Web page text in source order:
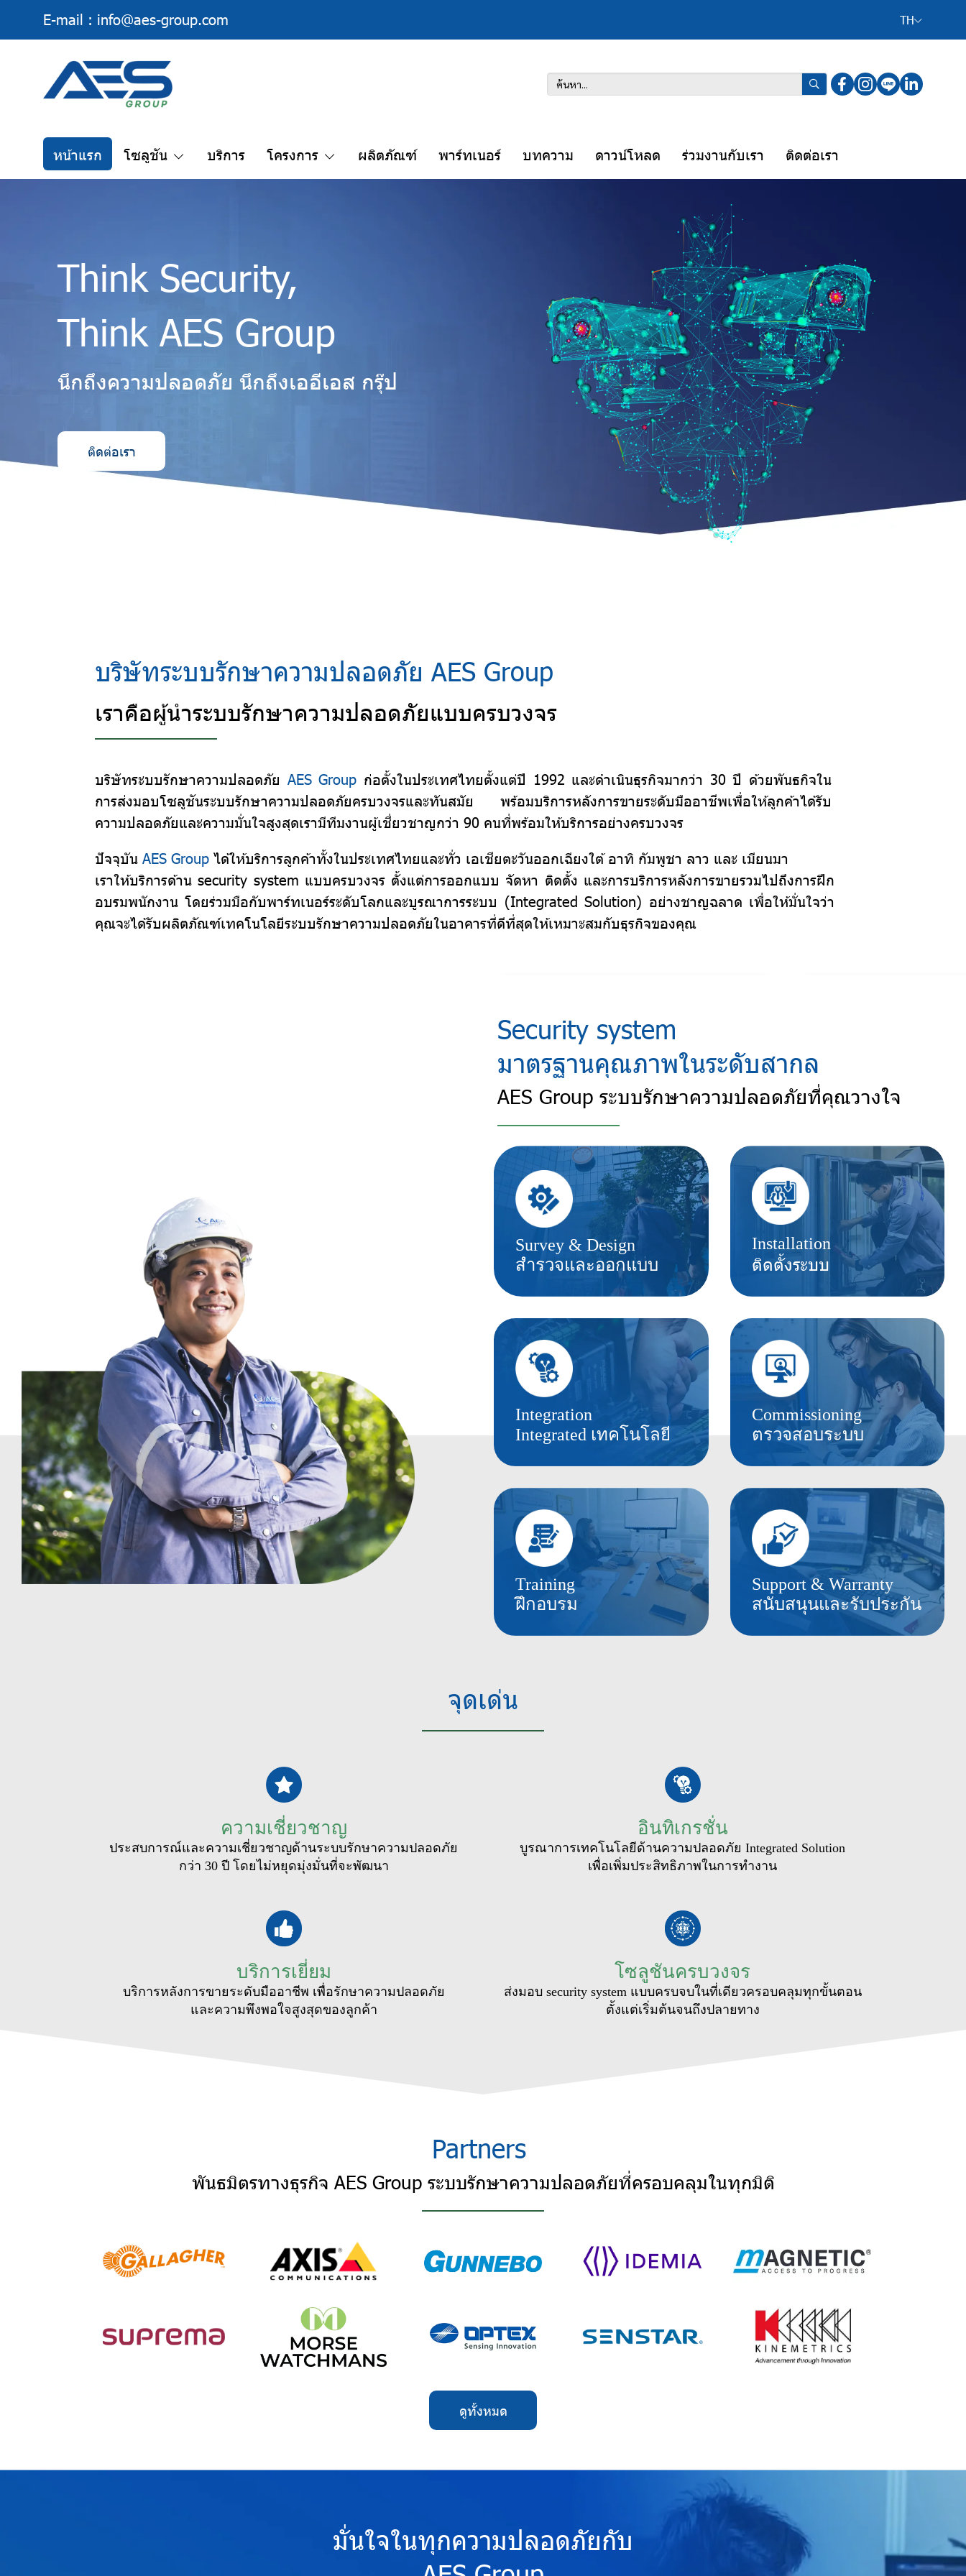
E-mail : info@aes-group.com TH
หน้าแรก โซลูชัน บริการ โครงการ ผลิตภัณฑ์ พาร์ทเนอร์ บทความ ดาวน์โหลด ร่วมงานกับเรา ติดต่อเรา
Think Security,
Think AES Group
นึกถึงความปลอดภัย นึกถึงเออีเอส กรุ๊ป
ติดต่อเรา
บริษัทระบบรักษาความปลอดภัย AES Group
เราคือผู้นำระบบรักษาความปลอดภัยแบบครบวงจร
บริษัทระบบรักษาความปลอดภัย AES Group ก่อตั้งในประเทศไทยตั้งแต่ปี 1992 และดำเนินธุรกิจมากว่า 30 ปี ด้วยพันธกิจใน
การส่งมอบโซลูชันระบบรักษาความปลอดภัยครบวงจรและทันสมัย พร้อมบริการหลังการขายระดับมืออาชีพเพื่อให้ลูกค้าได้รับ
ความปลอดภัยและความมั่นใจสูงสุดเรามีทีมงานผู้เชี่ยวชาญกว่า 90 คนที่พร้อมให้บริการอย่างครบวงจร
ปัจจุบัน AES Group ได้ให้บริการลูกค้าทั้งในประเทศไทยและทั่ว เอเชียตะวันออกเฉียงใต้ อาทิ กัมพูชา ลาว และ เมียนมา
เราให้บริการด้าน security system แบบครบวงจร ตั้งแต่การออกแบบ จัดหา ติดตั้ง และการบริการหลังการขายรวมไปถึงการฝึก
อบรมพนักงาน โดยร่วมมือกับพาร์ทเนอร์ระดับโลกและบูรณาการระบบ (Integrated Solution) อย่างชาญฉลาด เพื่อให้มั่นใจว่า
คุณจะได้รับผลิตภัณฑ์เทคโนโลยีระบบรักษาความปลอดภัยในอาคารที่ดีที่สุดให้เหมาะสมกับธุรกิจของคุณ
Security system
มาตรฐานคุณภาพในระดับสากล
AES Group ระบบรักษาความปลอดภัยที่คุณวางใจ
Survey & Design
สำรวจและออกแบบ
Installation
ติดตั้งระบบ
Integration
Integrated เทคโนโลยี
Commissioning
ตรวจสอบระบบ
Training
ฝึกอบรม
Support & Warranty
สนับสนุนและรับประกัน
จุดเด่น
ความเชี่ยวชาญ
ประสบการณ์และความเชี่ยวชาญด้านระบบรักษาความปลอดภัย
กว่า 30 ปี โดยไม่หยุดมุ่งมั่นที่จะพัฒนา
อินทิเกรชั่น
บูรณาการเทคโนโลยีด้านความปลอดภัย Integrated Solution
เพื่อเพิ่มประสิทธิภาพในการทำงาน
บริการเยี่ยม
บริการหลังการขายระดับมืออาชีพ เพื่อรักษาความปลอดภัย
และความพึงพอใจสูงสุดของลูกค้า
โซลูชันครบวงจร
ส่งมอบ security system แบบครบจบในที่เดียวครอบคลุมทุกขั้นตอน
ตั้งแต่เริ่มต้นจนถึงปลายทาง
Partners
พันธมิตรทางธุรกิจ AES Group ระบบรักษาความปลอดภัยที่ครอบคลุมในทุกมิติ
ดูทั้งหมด
มั่นใจในทุกความปลอดภัยกับ